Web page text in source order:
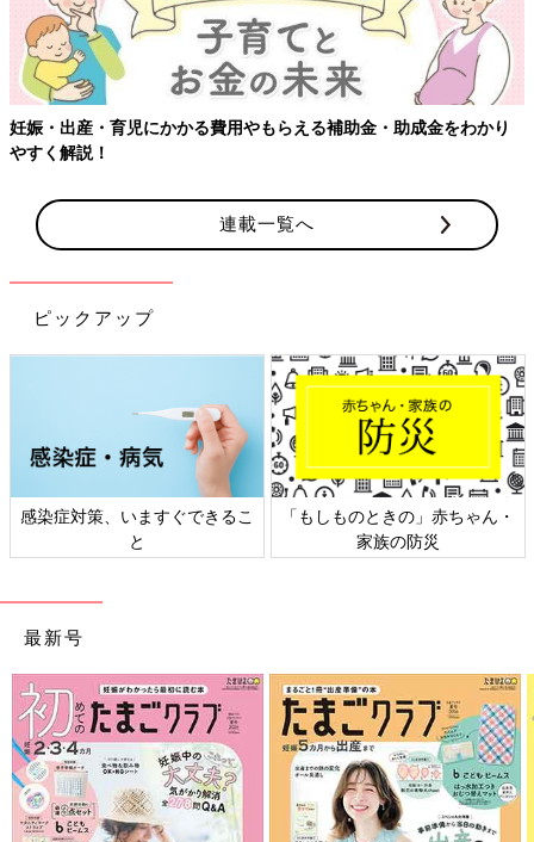
妊娠・出産・育児にかかる費用やもらえる補助金・助成金をわかり
やすく解説！
連載一覧へ
ピックアップ
感染症対策、いますぐできるこ
と
「もしものときの」赤ちゃん・
家族の防災
最新号